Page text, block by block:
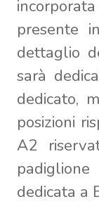
presente
dettaglio
sarà
dedicato,
posizioni
A2
dedicata a